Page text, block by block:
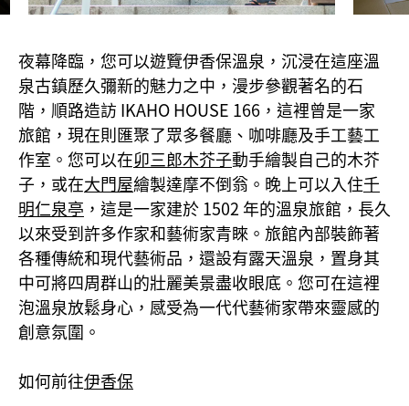
夜幕降臨，您可以遊覽伊香保溫泉，沉浸在這座溫
泉古鎮歷久彌新的魅力之中，漫步參觀著名的石
階，順路造訪 IKAHO HOUSE 166，這裡曾是一家
旅館，現在則匯聚了眾多餐廳、咖啡廳及手工藝工
作室。您可以在卯三郎木芥子動手繪製自己的木芥
子，或在大門屋繪製達摩不倒翁。晚上可以入住千
明仁泉亭 ，這是一家建於 1502 年的溫泉旅館，長久
以來受到許多作家和藝術家青睞。旅館內部裝飾著
各種傳統和現代藝術品，還設有露天溫泉，置身其
中可將四周群山的壯麗美景盡收眼底。您可在這裡
泡溫泉放鬆身心，感受為一代代藝術家帶來靈感的
創意氛圍。
如何前往伊香保